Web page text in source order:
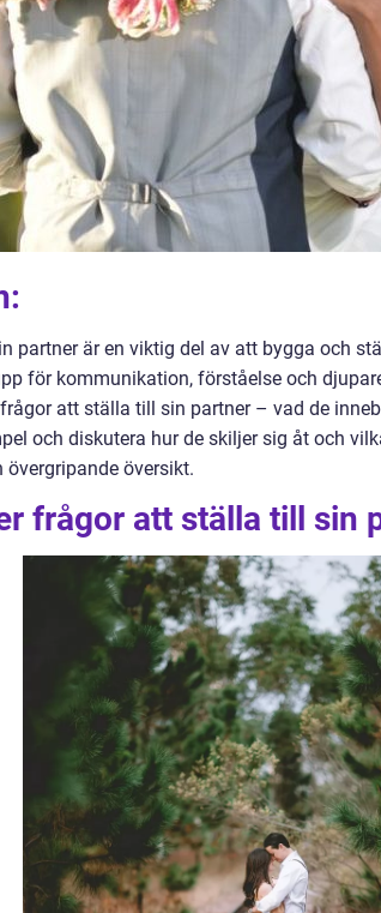
partner är en viktig del av att bygga och
för kommunikation, förståelse och
att ställa till sin partner – vad de
och diskutera hur de skiljer sig åt och
övergripande översikt.
frågor att ställa till sin